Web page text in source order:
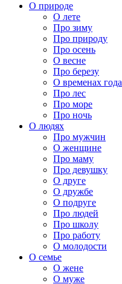
О природе
О лете
Про зиму
Про природу
Про осень
О весне
Про березу
О временах года
Про лес
Про море
Про ночь
О людях
Про мужчин
О женщине
Про маму
Про девушку
О друге
О дружбе
О подруге
Про людей
Про школу
Про работу
О молодости
О семье
О жене
О муже